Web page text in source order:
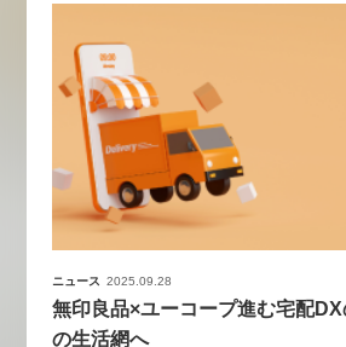
ニュース 2025.09.28
無印良品×ユーコープ進む宅配
の生活網へ